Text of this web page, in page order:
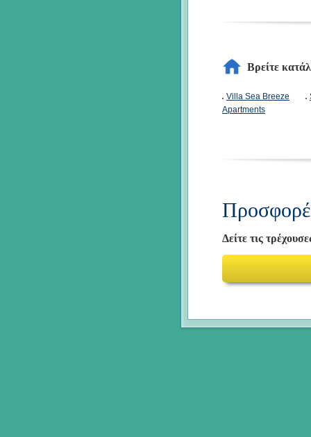
Βρείτε
Villa Sea Breeze
Apartments
Δείτε τις